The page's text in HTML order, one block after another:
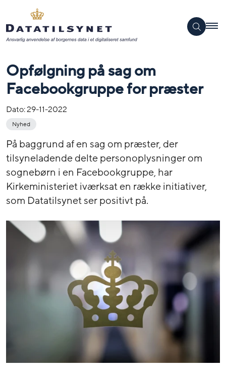
Opfølgning på sag om
Facebookgruppe for præster
Dato:29-11-2022
Nyhed
På baggrund af en sag om præster, der
tilsyneladende delte personoplysninger om
sognebørn i en Facebookgruppe, har
Kirkeministeriet iværksat en række initiativer,
som Datatilsynet ser positivt på.